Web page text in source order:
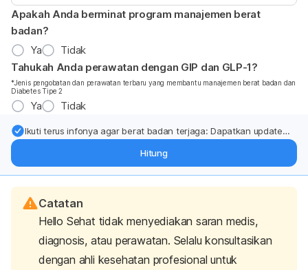
Apakah Anda berminat program manajemen berat
badan?
Ya
Tidak
Tahukah Anda perawatan dengan GIP dan GLP-1?
*Jenis pengobatan dan perawatan terbaru yang membantu manajemen berat badan dan
Diabetes Tipe 2
Ya Tidak
Ikuti terus infonya agar berat badan terjaga: Dapatkan update
Hitung
Catatan
Hello Sehat tidak menyediakan saran medis,
diagnosis, atau perawatan. Selalu konsultasikan
dengan ahli kesehatan profesional untuk